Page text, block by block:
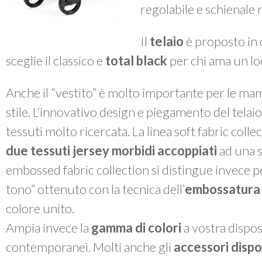
regolabile e schienale
Il telaio è proposto
sceglie il classico e total black per chi ama un
Anche il “vestito” è molto importante per le
stile. L’innovativo design e piegamento del
tessuti molto ricercata. La linea soft fabric
due tessuti jersey morbidi accoppiati ad una
embossed fabric collection si distingue invece
tono” ottenuto con la tecnica dell’embossatura
colore unito.
Ampia invece la gamma di colori a vostra
contemporanei. Molti anche gli accessori